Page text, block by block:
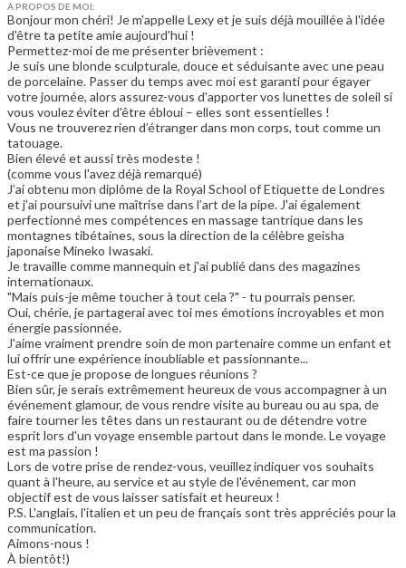
À PROPOS DE MOI:
Bonjour mon chéri! Je m'appelle Lexy et je suis déjà mouillée à l'idée
d'être ta petite amie aujourd'hui !
Permettez-moi de me présenter brièvement :
Je suis une blonde sculpturale, douce et séduisante avec une peau
de porcelaine. Passer du temps avec moi est garanti pour égayer
votre journée, alors assurez-vous d'apporter vos lunettes de soleil si
vous voulez éviter d'être ébloui – elles sont essentielles !
Vous ne trouverez rien d’étranger dans mon corps, tout comme un
tatouage.
Bien élevé et aussi très modeste !
(comme vous l'avez déjà remarqué)
J’ai obtenu mon diplôme de la Royal School of Etiquette de Londres
et j’ai poursuivi une maîtrise dans l’art de la pipe. J'ai également
perfectionné mes compétences en massage tantrique dans les
montagnes tibétaines, sous la direction de la célèbre geisha
japonaise Mineko Iwasaki.
Je travaille comme mannequin et j'ai publié dans des magazines
internationaux.
"Mais puis-je même toucher à tout cela ?" - tu pourrais penser.
Oui, chérie, je partagerai avec toi mes émotions incroyables et mon
énergie passionnée.
J'aime vraiment prendre soin de mon partenaire comme un enfant et
lui offrir une expérience inoubliable et passionnante...
Est-ce que je propose de longues réunions ?
Bien sûr, je serais extrêmement heureux de vous accompagner à un
événement glamour, de vous rendre visite au bureau ou au spa, de
faire tourner les têtes dans un restaurant ou de détendre votre
esprit lors d'un voyage ensemble partout dans le monde. Le voyage
est ma passion !
Lors de votre prise de rendez-vous, veuillez indiquer vos souhaits
quant à l'heure, au service et au style de l'événement, car mon
objectif est de vous laisser satisfait et heureux !
P.S. L'anglais, l'italien et un peu de français sont très appréciés pour la
communication.
Aimons-nous !
À bientôt!)